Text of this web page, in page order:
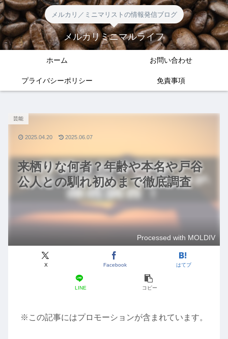
メルカリ／ミニマリストの情報発信ブログ
メルカリミニマルライフ
ホーム お問い合わせ
プライバシーポリシー 免責事項
来栖りな何者？年齢や本名や戸谷
公人との馴れ初めまで徹底調査
芸能
Processed with MOLDIV
X Facebook はてブ
LINE コピー
2025.04.20 2025.06.07
※この記事にはプロモーションが含まれています。